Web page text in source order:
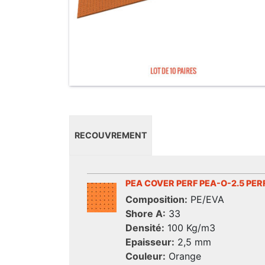
RECOUVREMENT
PEA COVER PERF PEA-O-2.5
Composition: PE/EVA
Shore A: 33
Densité: 100 Kg/m3
Epaisseur: 2,5 mm
Couleur: Orange